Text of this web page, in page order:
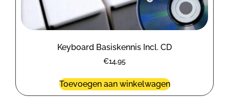
Keyboard Basiskennis Incl. CD
€14,95
Toevoegen aan winkelwagen